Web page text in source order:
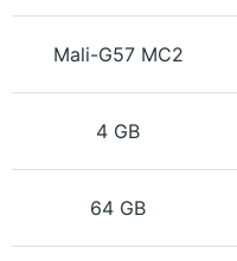
Mali-G57 MC2
4 GB
64 GB